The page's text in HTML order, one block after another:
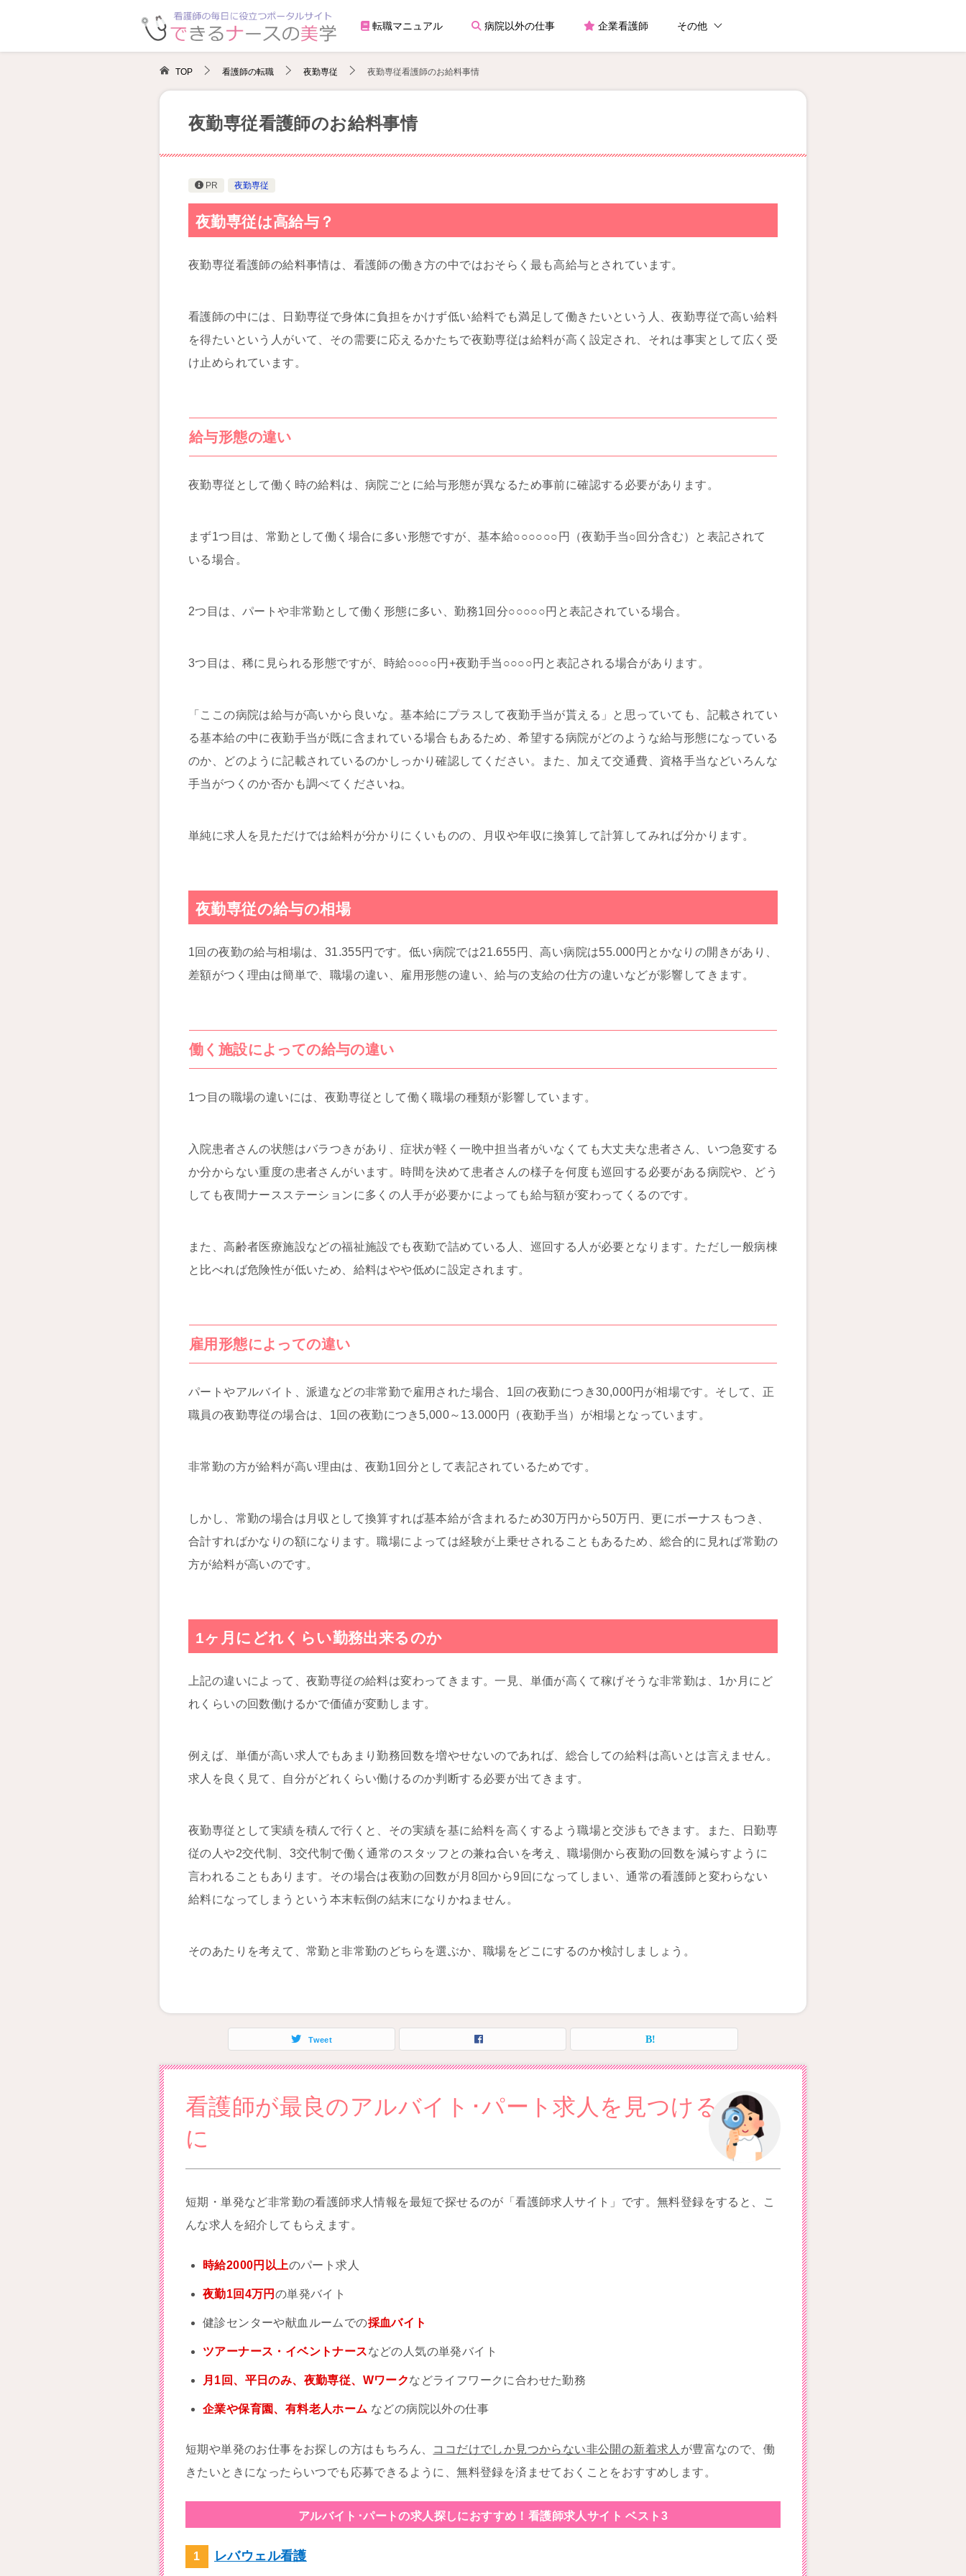
転職マニュアル 病院以外の仕事 企業看護師 その他
TOP 看護師の転職 夜勤専従 夜勤専従看護師のお給料事情
夜勤専従看護師のお給料事情
PR 夜勤専従
夜勤専従は高給与？
夜勤専従看護師の給料事情は、看護師の働き方の中ではおそらく最も高給与とされています。
看護師の中には、日勤専従で身体に負担をかけず低い給料でも満足して働きたいという人、夜勤専従で高い給料
を得たいという人がいて、その需要に応えるかたちで夜勤専従は給料が高く設定され、それは事実として広く受
け止められています。
給与形態の違い
夜勤専従として働く時の給料は、病院ごとに給与形態が異なるため事前に確認する必要があります。
まず1つ目は、常勤として働く場合に多い形態ですが、基本給○○○○○○円（夜勤手当○回分含む）と表記されて
いる場合。
2つ目は、パートや非常勤として働く形態に多い、勤務1回分○○○○○円と表記されている場合。
3つ目は、稀に見られる形態ですが、時給○○○○円+夜勤手当○○○○円と表記される場合があります。
「ここの病院は給与が高いから良いな。基本給にプラスして夜勤手当が貰える」と思っていても、記載されてい
る基本給の中に夜勤手当が既に含まれている場合もあるため、希望する病院がどのような給与形態になっている
のか、どのように記載されているのかしっかり確認してください。また、加えて交通費、資格手当などいろんな
手当がつくのか否かも調べてくださいね。
単純に求人を見ただけでは給料が分かりにくいものの、月収や年収に換算して計算してみれば分かります。
夜勤専従の給与の相場
1回の夜勤の給与相場は、31.355円です。低い病院では21.655円、高い病院は55.000円とかなりの開きがあり、
差額がつく理由は簡単で、職場の違い、雇用形態の違い、給与の支給の仕方の違いなどが影響してきます。
働く施設によっての給与の違い
1つ目の職場の違いには、夜勤専従として働く職場の種類が影響しています。
入院患者さんの状態はバラつきがあり、症状が軽く一晩中担当者がいなくても大丈夫な患者さん、いつ急変する
か分からない重度の患者さんがいます。時間を決めて患者さんの様子を何度も巡回する必要がある病院や、どう
しても夜間ナースステーションに多くの人手が必要かによっても給与額が変わってくるのです。
また、高齢者医療施設などの福祉施設でも夜勤で詰めている人、巡回する人が必要となります。ただし一般病棟
と比べれば危険性が低いため、給料はやや低めに設定されます。
雇用形態によっての違い
パートやアルバイト、派遣などの非常勤で雇用された場合、1回の夜勤につき30,000円が相場です。そして、正
職員の夜勤専従の場合は、1回の夜勤につき5,000～13.000円（夜勤手当）が相場となっています。
非常勤の方が給料が高い理由は、夜勤1回分として表記されているためです。
しかし、常勤の場合は月収として換算すれば基本給が含まれるため30万円から50万円、更にボーナスもつき、
合計すればかなりの額になります。職場によっては経験が上乗せされることもあるため、総合的に見れば常勤の
方が給料が高いのです。
1ヶ月にどれくらい勤務出来るのか
上記の違いによって、夜勤専従の給料は変わってきます。一見、単価が高くて稼げそうな非常勤は、1か月にど
れくらいの回数働けるかで価値が変動します。
例えば、単価が高い求人でもあまり勤務回数を増やせないのであれば、総合しての給料は高いとは言えません。
求人を良く見て、自分がどれくらい働けるのか判断する必要が出てきます。
夜勤専従として実績を積んで行くと、その実績を基に給料を高くするよう職場と交渉もできます。また、日勤専
従の人や2交代制、3交代制で働く通常のスタッフとの兼ね合いを考え、職場側から夜勤の回数を減らすように
言われることもあります。その場合は夜勤の回数が月8回から9回になってしまい、通常の看護師と変わらない
給料になってしまうという本末転倒の結末になりかねません。
そのあたりを考えて、常勤と非常勤のどちらを選ぶか、職場をどこにするのか検討しましょう。
Tweet
看護師が最良のアルバイト･パート求人を見つけるため
に
短期・単発など非常勤の看護師求人情報を最短で探せるのが「看護師求人サイト」です。無料登録をすると、こ
んな求人を紹介してもらえます。
時給2000円以上のパート求人
夜勤1回4万円 の単発バイト
健診センターや献血ルームでの採血バイト
ツアーナース・イベントナースなどの人気の単発バイト
月1回、平日のみ、夜勤専従、Wワークなどライフワークに合わせた勤務
企業や保育園、有料老人ホーム などの病院以外の仕事
短期や単発のお仕事をお探しの方はもちろん、 ココだけでしか見つからない非公開の新着求人 が豊富なので、働
きたいときになったらいつでも応募できるように、無料登録を済ませておくことをおすすめします。
アルバイト･パートの求人探しにおすすめ！ 看護師求人サイト ベスト3
レバウェル看護